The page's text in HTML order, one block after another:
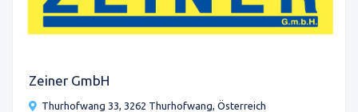
Zeiner GmbH
Thurhofwang 33, 3262 Thurhofwang, Österreich